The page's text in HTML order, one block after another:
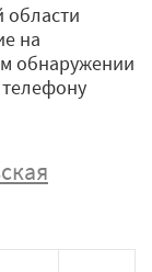
области
на
обнаружении